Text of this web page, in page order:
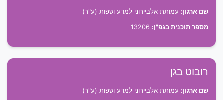
שם ארגון: עמותת אלביירוני למדע ושפות (ע"ר)
מספר תוכנית בגפ"ן:
רובוט בגן
שם ארגון: עמותת אלביירוני למדע ושפות (ע"ר)